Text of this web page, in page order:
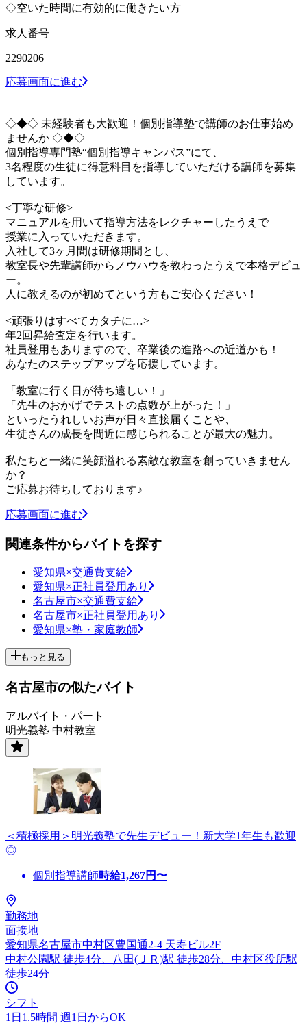
◇空いた時間に有効的に働きたい方
求人番号
2290206
応募画面に進む
◇◆◇ 未経験者も大歓迎！個別指導塾で講師のお仕事始め
ませんか ◇◆◇
個別指導専門塾“個別指導キャンパス”にて、
3名程度の生徒に得意科目を指導していただける講師を募集
しています。
<丁寧な研修>
マニュアルを用いて指導方法をレクチャーしたうえで
授業に入っていただきます。
入社して3ヶ月間は研修期間とし、
教室長や先輩講師からノウハウを教わったうえで本格デビュ
ー。
人に教えるのが初めてという方もご安心ください！
<頑張りはすべてカタチに…>
年2回昇給査定を行います。
社員登用もありますので、卒業後の進路への近道かも！
あなたのステップアップを応援しています。
「教室に行く日が待ち遠しい！」
「先生のおかげでテストの点数が上がった！」
といったうれしいお声が日々直接届くことや、
生徒さんの成長を間近に感じられることが最大の魅力。
私たちと一緒に笑顔溢れる素敵な教室を創っていきません
か？
ご応募お待ちしております♪
応募画面に進む
関連条件からバイトを探す
愛知県×交通費支給
愛知県×正社員登用あり
名古屋市×交通費支給
名古屋市×正社員登用あり
愛知県×塾・家庭教師
もっと見る
名古屋市の似たバイト
アルバイト・パート
明光義塾 中村教室
＜積極採用＞明光義塾で先生デビュー！新大学1年生も歓迎
◎
個別指導講師時給1,267円〜
勤務地
面接地
愛知県名古屋市中村区豊国通2-4 天寿ビル2F
中村公園駅 徒歩4分、八田(ＪＲ)駅 徒歩28分、中村区役所駅
徒歩24分
シフト
1日1.5時間 週1日からOK